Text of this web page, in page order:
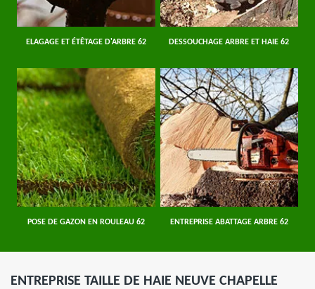
ELAGAGE ET ÉTÊTAGE D'ARBRE 62 DESSOUCHAGE ARBRE ET HAIE 62
POSE DE GAZON EN ROULEAU 62 ENTREPRISE ABATTAGE ARBRE 62
ENTREPRISE TAILLE DE HAIE NEUVE CHAPELLE